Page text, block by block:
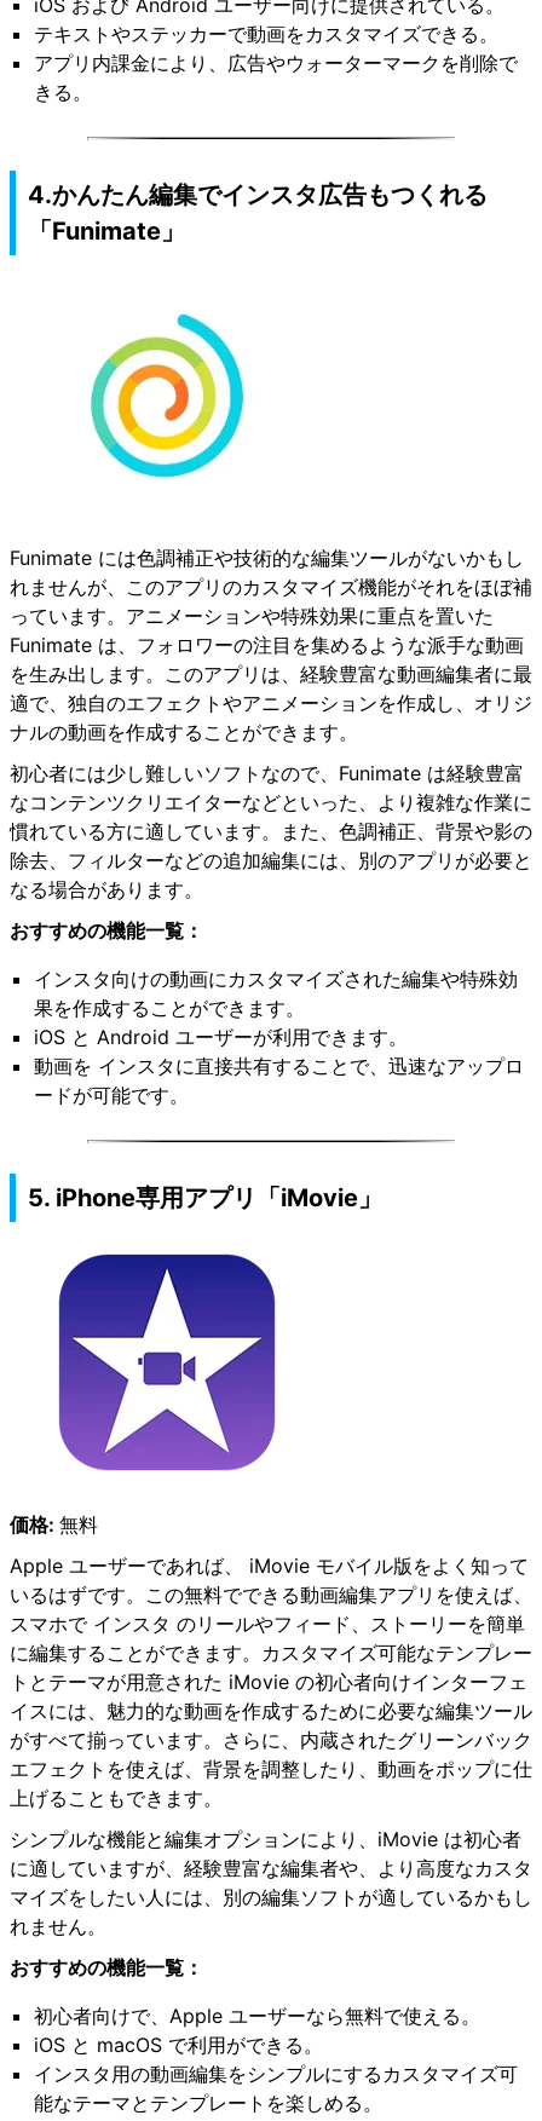
テキストやステッカーで動画をカスタマイズできる。
アプリ内課金により、広告やウォーターマークを削除で
きる。
4.かんたん編集でインスタ広告もつくれる
「Funimate」
Funimate には色調補正や技術的な編集ツールがないかもし
れませんが、このアプリのカスタマイズ機能がそれをほぼ補
っています。アニメーションや特殊効果に重点を置いた
Funimate は、フォロワーの注目を集めるような派手な動画
を生み出します。このアプリは、経験豊富な動画編集者に最
適で、独自のエフェクトやアニメーションを作成し、オリジ
ナルの動画を作成することができます。
初心者には少し難しいソフトなので、Funimate は経験豊富
なコンテンツクリエイターなどといった、より複雑な作業に
慣れている方に適しています。また、色調補正、背景や影の
除去、フィルターなどの追加編集には、別のアプリが必要と
なる場合があります。
おすすめの機能一覧：
インスタ向けの動画にカスタマイズされた編集や特殊効
果を作成することができます。
iOS と Android ユーザーが利用できます。
動画を インスタに直接共有することで、迅速なアップロ
ードが可能です。
5. iPhone専用アプリ「iMovie」
価格: 無料
Apple ユーザーであれば、 iMovie モバイル版をよく知って
いるはずです。この無料でできる動画編集アプリを使えば、
スマホで インスタ のリールやフィード、ストーリーを簡単
に編集することができます。カスタマイズ可能なテンプレー
トとテーマが用意された iMovie の初心者向けインターフェ
イスには、魅力的な動画を作成するために必要な編集ツール
がすべて揃っています。さらに、内蔵されたグリーンバック
エフェクトを使えば、背景を調整したり、動画をポップに仕
上げることもできます。
シンプルな機能と編集オプションにより、iMovie は初心者
に適していますが、経験豊富な編集者や、より高度なカスタ
マイズをしたい人には、別の編集ソフトが適しているかもし
れません。
おすすめの機能一覧：
初心者向けで、Apple ユーザーなら無料で使える。
iOS と macOS で利用ができる。
インスタ用の動画編集をシンプルにするカスタマイズ可
能なテーマとテンプレートを楽しめる。